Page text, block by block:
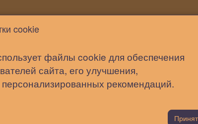
Статьи Помощь
cookie
файлы cookie для обеспечения
сайта, его улучшения,
рекомендаций.